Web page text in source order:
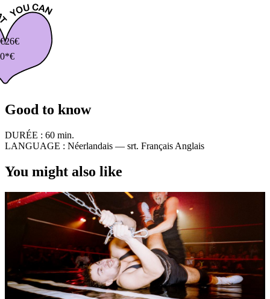
26€
Good to know
DURÉE : 60 min.
LANGUAGE : Néerlandais — srt. Français Anglais
You might also like